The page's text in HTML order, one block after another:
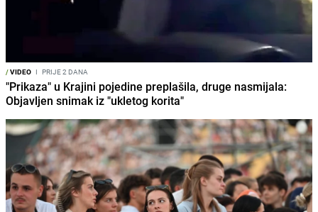
/VIDEO I PRIJE 2 DANA
"Prikaza" u Krajini pojedine preplašila, druge nasmijala:
Objavljen snimak iz "ukletog korita"